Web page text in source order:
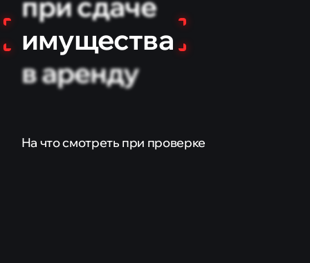
Полиграф
Аудит безопасности бизнеса
Медицинский юрист
ЗАЩИТА ПЕРСОНАЛЬНЫХ ДАННЫХ
имущества
в аренду
На что смотреть при проверке